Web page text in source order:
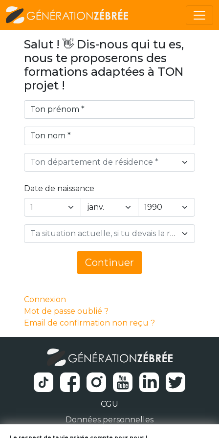
Salut ! 👋 Dis-nous qui tu es,
nous te proposerons des
formations adaptées à TON
projet !
Ton département de résidence *
Date de naissance
Year
Day
Ta situation actuelle, si tu devais la résumer en 1 mot… *
Continuer
Connexion
Mot de passe oublié ?
Email de confirmation non reçu ?
CGU
Données personnelles